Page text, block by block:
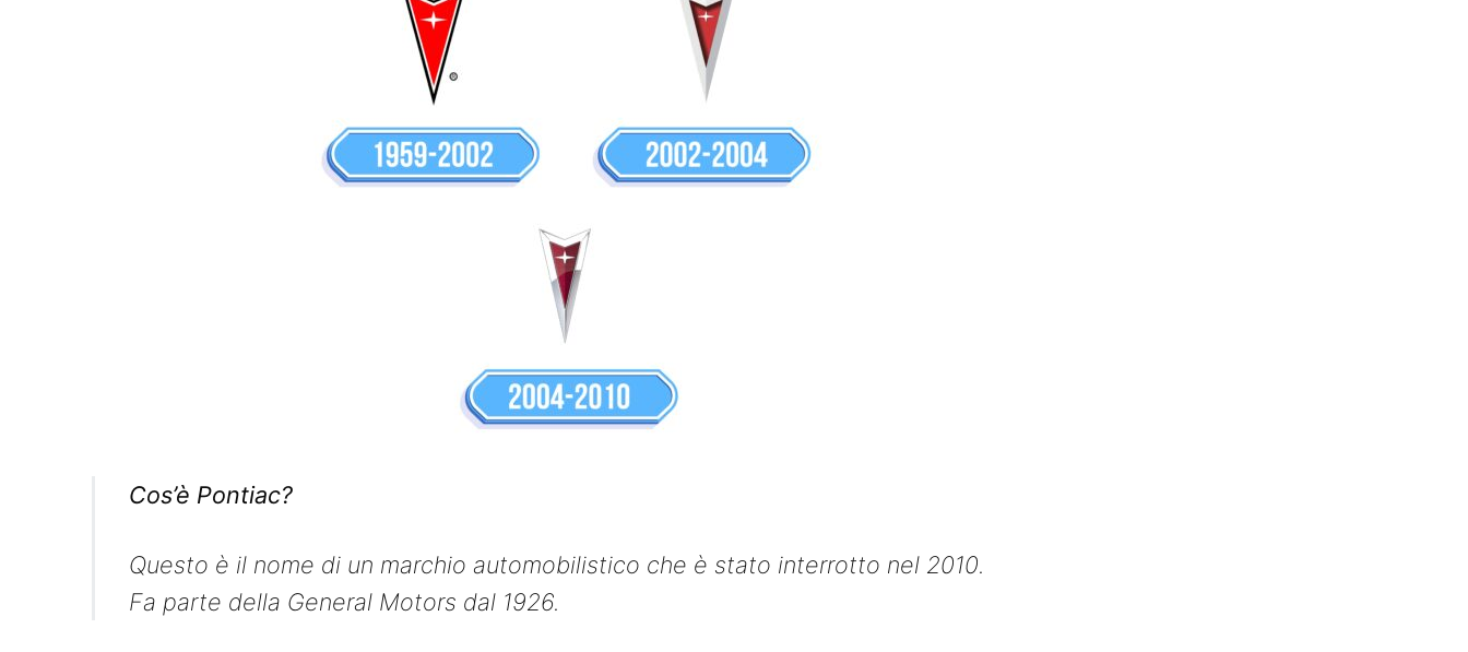
Cos’è Pontiac?
Questo è il nome di un marchio automobilistico che è stato interrotto nel 2010.
Fa parte della General Motors dal 1926.